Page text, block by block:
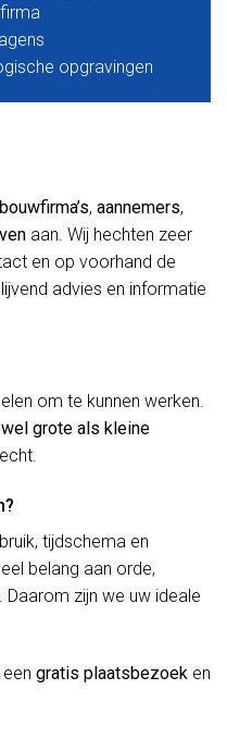
opgravingen
bouwfirma’s, aannemers,
aan. Wij hechten zeer
en op voorhand de
advies en informatie
om te kunnen werken.
grote als kleine
tijdschema en
belang aan orde,
zijn we uw ideale
gratis plaatsbezoek en